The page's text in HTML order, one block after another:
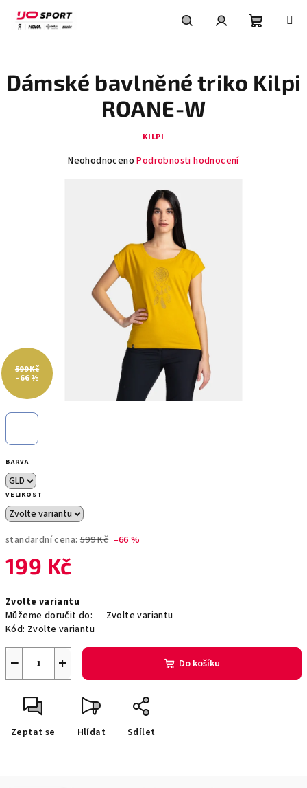
obsah
košík
BARVA
VELIKOST
standardní cena: 599 Kč –66 %
199 Kč
cena:
Zvolte variantu
Můžeme doručit do:
Zvolte variantu
Kód: Zvolte variantu
+
− Do košíku
Zeptat se Hlídat Sdílet
Dámské bavlněné triko Kilpi
ROANE-W
KILPI
Průměrné
hvězdiček.
Neohodnoceno Podrobnosti hodnocení
599 Kč
–66 %